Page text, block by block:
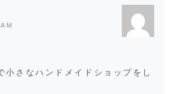
小さなハンドメイドショップをし